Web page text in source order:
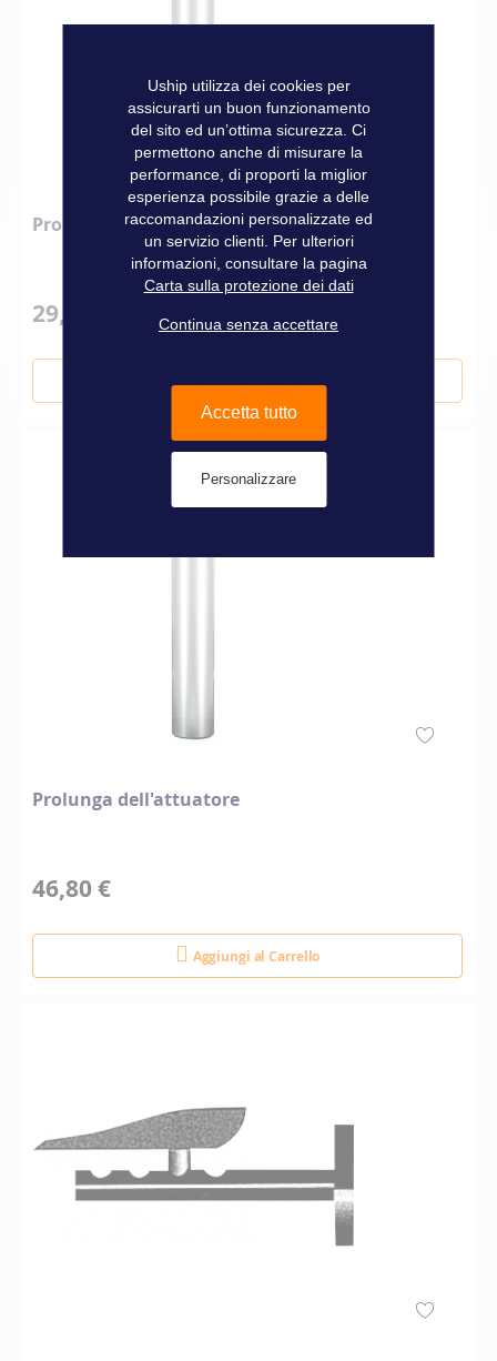
Prolunga dell'attuatore
29,90 €
Aggiungi al Carrello
Prolunga dell'attuatore
46,80 €
Aggiungi al Carrello
Uship utilizza dei cookies per
assicurarti un buon funzionamento
del sito ed un’ottima sicurezza. Ci
permettono anche di misurare la
performance, di proporti la miglior
esperienza possibile grazie a delle
raccomandazioni personalizzate ed
un servizio clienti. Per ulteriori
informazioni, consultare la pagina
Carta sulla protezione dei dati
Continua senza accettare
Accetta tutto
Personalizzare